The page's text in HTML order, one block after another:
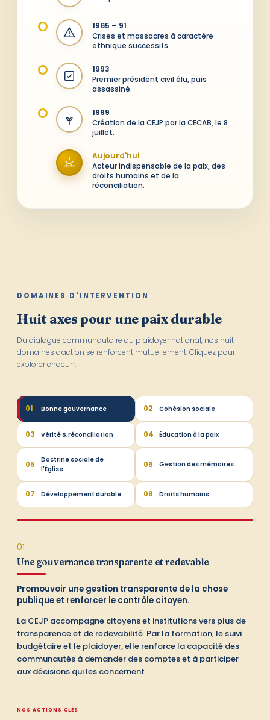
1965 – 91
Crises et massacres à caractère
ethnique successifs.
1993
Premier président civil élu, puis
assassiné.
1999
Création de la CEJP par la CECAB, le 8
juillet.
Aujourd'hui
Acteur indispensable de la paix, des
droits humains et de la
réconciliation.
DOMAINES D'INTERVENTION
Huit axes pour une paix durable
Du dialogue communautaire au plaidoyer national, nos huit
domaines d'action se renforcent mutuellement. Cliquez pour
explorer chacun.
01 Bonne gouvernance 02 Cohésion sociale
03 Vérité & réconciliation 04 Éducation à la paix
05
Doctrine sociale de
l'Église
06 Gestion des mémoires
07 Développement durable 08 Droits humains
01
Une gouvernance transparente et redevable
Promouvoir une gestion transparente de la chose
publique et renforcer le contrôle citoyen.
La CEJP accompagne citoyens et institutions vers plus de
transparence et de redevabilité. Par la formation, le suivi
budgétaire et le plaidoyer, elle renforce la capacité des
communautés à demander des comptes et à participer
aux décisions qui les concernent.
NOS ACTIONS CLÉS
01